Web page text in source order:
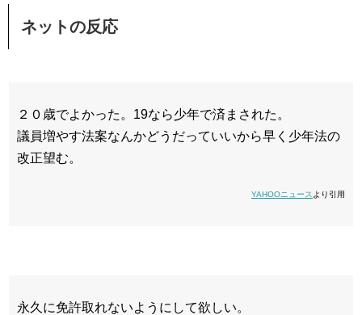
ネットの反応
２０歳でよかった。19なら少年で済まされた。
議員増やす法案なんかどうだっていいから早く少年法の
改正望む。
YAHOOニュース より引用
永久に免許取れないようにして欲しい。